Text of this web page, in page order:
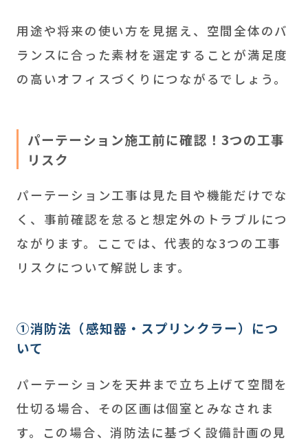
用途や将来の使い方を見据え、空間全体のバ
ランスに合った素材を選定することが満足度
の高いオフィスづくりにつながるでしょう。
パーテーション施工前に確認！3つの工事
リスク
パーテーション工事は見た目や機能だけでな
く、事前確認を怠ると想定外のトラブルにつ
ながります。ここでは、代表的な3つの工事
リスクについて解説します。
①消防法（感知器・スプリンクラー）につ
いて
パーテーションを天井まで立ち上げて空間を
仕切る場合、その区画は個室とみなされま
す。この場合、消防法に基づく設備計画の見